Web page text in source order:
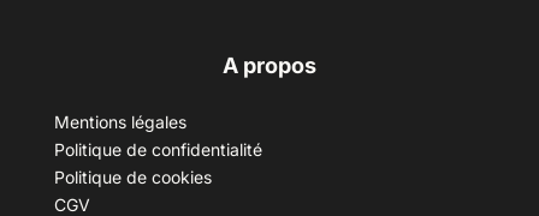
A propos
Mentions légales
Politique de confidentialité
Politique de cookies
CGV